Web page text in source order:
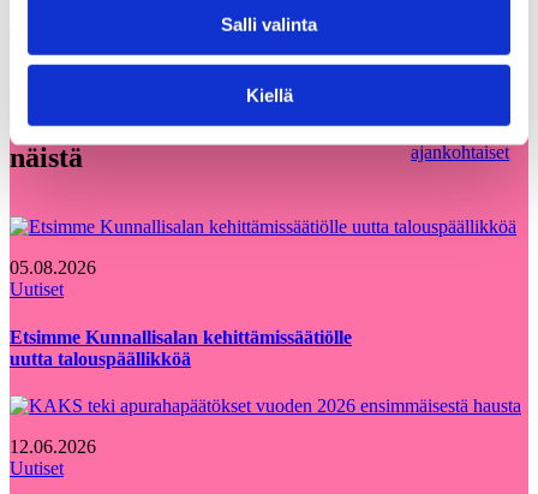
Salli valinta
Kiellä
Share on LinkedIn
Email this Page
Voisit olla kiinnostunut myös
näistä
Kaikki
ajankohtaiset
05.08.2026
Uutiset
Etsimme Kunnallisalan kehittämissäätiölle
uutta talouspäällikköä
12.06.2026
Uutiset